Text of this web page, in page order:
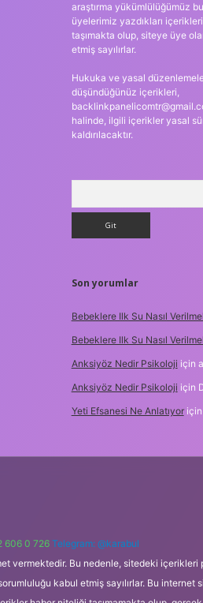
araştırma yükümlülüğümüz
üyelerimiz yazdıkları
taşımakta olup, siteye üye
etmiş sayılırlar.
Hukuka ve yasal
düşündüğünüz içerikleri,
halinde, ilgili içerikler yasal
kaldırılacaktır.
Son yorumlar
Bebeklere Ilk Su Nasıl
Bebeklere Ilk Su Nasıl
Anksiyöz Nedir Psikoloji için
Anksiyöz Nedir Psikoloji için
Yeti Efsanesi Ne Anlatıyoriçin
606 0 726 Telegram: @karabul
vermektedir. Bu nedenle, sitedeki
kabul etmiş sayılırlar. Bu internet